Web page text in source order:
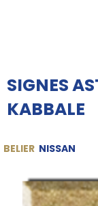
SIGNES
KABBALE
BELIER NISSAN